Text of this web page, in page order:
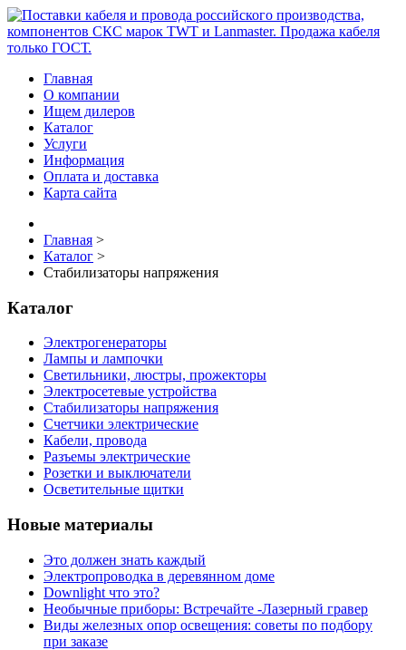
Главная
О компании
Ищем дилеров
Каталог
Услуги
Информация
Оплата и доставка
Карта сайта
Главная >
Каталог >
Стабилизаторы напряжения
Каталог
Электрогенераторы
Лампы и лампочки
Светильники, люстры, прожекторы
Электросетевые устройства
Стабилизаторы напряжения
Счетчики электрические
Кабели, провода
Разъемы электрические
Розетки и выключатели
Осветительные щитки
Новые материалы
Это должен знать каждый
Электропроводка в деревянном доме
Downlight что это?
Необычные приборы: Встречайте -Лазерный гравер
Виды железных опор освещения: советы по подбору
при заказе